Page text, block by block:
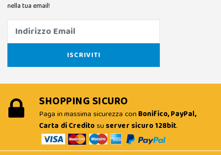
nella tua email!
SHOPPING SICURO
Paga in massima sicurezza con Bonifico, PayPal,
Carta di Creditosu server sicuro 128bit.